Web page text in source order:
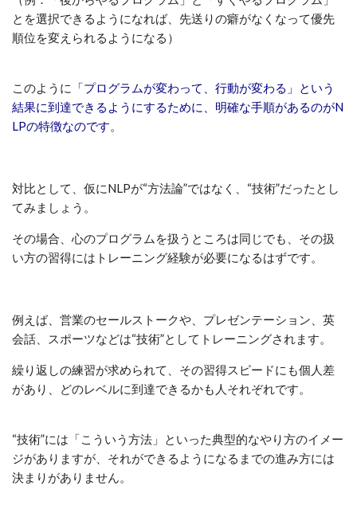
とを選択できるようになれば、先送りの癖がなくなって優先
順位を変えられるようになる）
このように
「プログラムが変わって、行動が変わる」という
結果に到達できるようにするために、明確な手順があるのがN
LPの特徴なのです。
対比として、仮にNLPが“方法論”ではなく、“技術”だったとし
てみましょう。
その場合、心のプログラムを扱うところは同じでも、その扱
い方の習得にはトレーニング経験が必要になるはずです。
例えば、営業のセールストークや、プレゼンテーション、英
会話、スポーツなどは“技術”としてトレーニングされます。
繰り返しの練習が求められて、その習得スピードにも個人差
があり、どのレベルに到達できるかも人それぞれです。
“技術”には「こういう方法」といった典型的なやり方のイメー
ジがありますが、それができるようになるまでの進み方には
決まりがありません。